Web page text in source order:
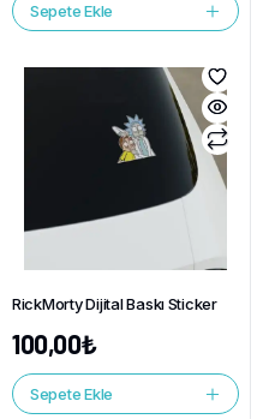
Sepete Ekle
RickMorty Dijital Baskı Sticker
100,00₺
Sepete Ekle